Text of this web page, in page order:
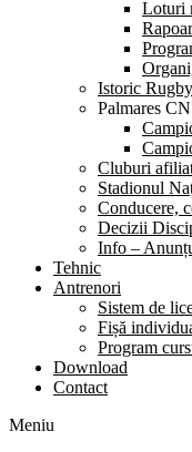
Loturi
Istoric
Palmares CN
Cluburi
Stadionul
Conducere,
Decizii
Info –
Tehnic
Antrenori
Sistem de
Fișă
Program
Download
Contact
Meniu